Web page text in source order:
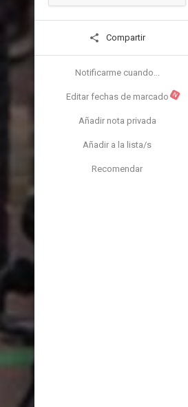
Compartir
Notificarme cuando...
Editar fechas de marcado N
Añadir nota privada
Añadir a la lista/s
Recomendar